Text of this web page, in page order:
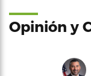
Opinión y